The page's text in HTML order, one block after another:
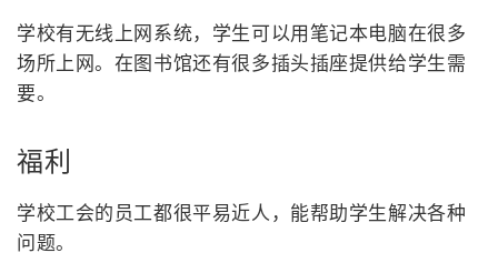
学校有无线上网系统，学生可以用笔记本电脑在很多
场所上网。在图书馆还有很多插头插座提供给学生需
要。
福利
学校工会的员工都很平易近人，能帮助学生解决各种
问题。